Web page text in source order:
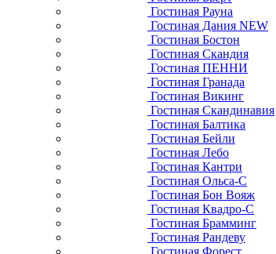
Гостиная Рауна
Гостиная Дания NEW
Гостиная Бостон
Гостиная Скандия
Гостиная ПЕННИ
Гостиная Гранада
Гостиная Викинг
Гостиная Скандинавия
Гостиная Балтика
Гостиная Бейли
Гостиная Лебо
Гостиная Кантри
Гостиная Ольса-С
Гостиная Бон Вояж
Гостиная Квадро-С
Гостиная Брамминг
Гостиная Рандеву
Гостиная Форест